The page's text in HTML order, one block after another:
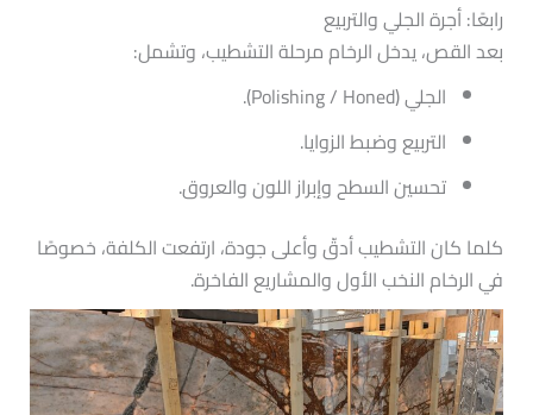
رابعًا: أجرة الجلي والتربيع
بعد القص، يدخل الرخام مرحلة التشطيب، وتشمل:
الجلي (Polishing / Honed).
التربيع وضبط الزوايا.
تحسين السطح وإبراز اللون والعروق.
كلما كان التشطيب أدقّ وأعلى جودة، ارتفعت الكلفة، خصوصًا
في الرخام النخب الأول والمشاريع الفاخرة.